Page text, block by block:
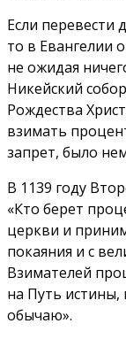
Если перевести
то в Евангелии
не ожидая
Никейский
Рождества
взимать
запрет, было
В 1139 году
«Кто берет
церкви и
покаяния и с
Взимателей
на Путь истины,
обычаю».